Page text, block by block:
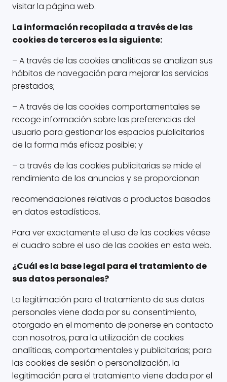
visitar la página web.
La información recopilada a través de las
cookies de terceros es la siguiente:
– A través de las cookies analíticas se analizan sus
hábitos de navegación para mejorar los servicios
prestados;
– A través de las cookies comportamentales se
recoge información sobre las preferencias del
usuario para gestionar los espacios publicitarios
de la forma más eficaz posible; y
– a través de las cookies publicitarias se mide el
rendimiento de los anuncios y se proporcionan
recomendaciones relativas a productos basadas
en datos estadísticos.
Para ver exactamente el uso de las cookies véase
el cuadro sobre el uso de las cookies en esta web.
¿Cuál es la base legal para el tratamiento de
sus datos personales?
La legitimación para el tratamiento de sus datos
personales viene dada por su consentimiento,
otorgado en el momento de ponerse en contacto
con nosotros, para la utilización de cookies
analíticas, comportamentales y publicitarias; para
las cookies de sesión o personalización, la
legitimación para el tratamiento viene dada por el